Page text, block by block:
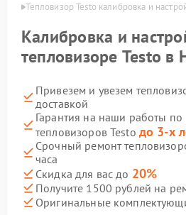
Тепловизор Testo калибровка и
Калибровка и
тепловизоре Testo в
Привезем и увезем
доставкой
Гарантия на наши работы по
тепловизоров Testo до 3-х
Срочный ремонт
часа
Скидка для вас до 20%
Получите 1500 рублей на
Оригинальные